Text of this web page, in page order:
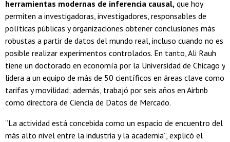
herramientas modernas de inferencia causal, que hoy
permiten a investigadoras, investigadores, responsables de
políticas públicas y organizaciones obtener conclusiones más
robustas a partir de datos del mundo real, incluso cuando no es
posible realizar experimentos controlados. En tanto, Ali Rauh
tiene un doctorado en economía por la Universidad de Chicago y
lidera a un equipo de más de 50 científicos en áreas clave como
tarifas y movilidad; además, trabajó por seis años en Airbnb
como directora de Ciencia de Datos de Mercado.
“La actividad está concebida como un espacio de encuentro del
más alto nivel entre la industria y la academia”, explicó el